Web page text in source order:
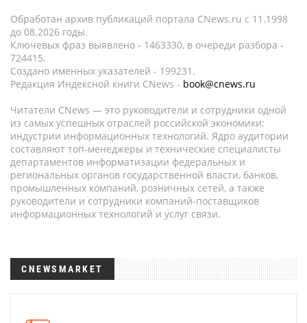
Обработан архив публикаций портала CNews.ru c 11.1998
до 08.2026 годы.
Ключевых фраз выявлено - 1463330, в очереди разбора -
724415.
Создано именных указателей - 199231.
Редакция Индексной книги CNews - book@cnews.ru
Читатели CNews — это руководители и сотрудники одной
из самых успешных отраслей российской экономики:
индустрии информационных технологий. Ядро аудитории
составляют топ-менеджеры и технические специалисты
департаментов информатизации федеральных и
региональных органов государственной власти, банков,
промышленных компаний, розничных сетей, а также
руководители и сотрудники компаний-поставщиков
информационных технологий и услуг связи.
CNEWSMARKET